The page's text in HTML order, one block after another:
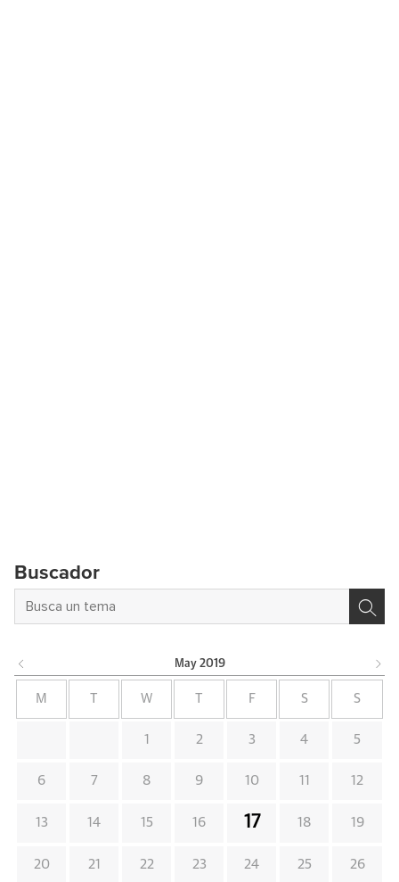
Buscador
May 2019
M W F S S
1 2 3 4 5
6 7 8 9 10 11 12
13 14 15 16 17 18 19
20 21 22 23 24 25 26